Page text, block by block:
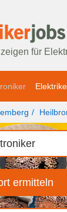
für
ermitteln